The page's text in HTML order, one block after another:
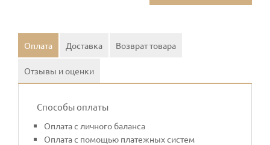
Оплата Доставка Возврат товара
Отзывы и оценки
Способы оплаты
Оплата с личного баланса
Оплата с помощью платежных систем